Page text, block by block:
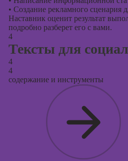
• Создание рекламного сценария
Наставник оценит результат
подробно разберет его с вами.
4
Тексты для
4
4
содержание и инструменты